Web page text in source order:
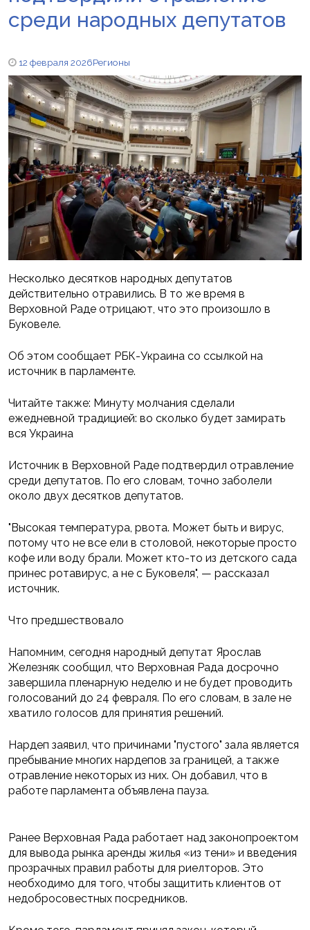
среди народных депутатов
12 февраля 2026Регионы
Несколько десятков народных депутатов
действительно отравились. В то же время в
Верховной Раде отрицают, что это произошло в
Буковеле.
Об этом сообщает РБК-Украина со ссылкой на
источник в парламенте.
Читайте также: Минуту молчания сделали
ежедневной традицией: во сколько будет замирать
вся Украина
Источник в Верховной Раде подтвердил отравление
среди депутатов. По его словам, точно заболели
около двух десятков депутатов.
"Высокая температура, рвота. Может быть и вирус,
потому что не все ели в столовой, некоторые просто
кофе или воду брали. Может кто-то из детского сада
принес ротавирус, а не с Буковеля", — рассказал
источник.
Что предшествовало
Напомним, сегодня народный депутат Ярослав
Железняк сообщил, что Верховная Рада досрочно
завершила пленарную неделю и не будет проводить
голосований до 24 февраля. По его словам, в зале не
хватило голосов для принятия решений.
Нардеп заявил, что причинами "пустого" зала является
пребывание многих нардепов за границей, а также
отравление некоторых из них. Он добавил, что в
работе парламента объявлена пауза.
Ранее Верховная Рада работает над законопроектом
для вывода рынка аренды жилья «из тени» и введения
прозрачных правил работы для риелторов. Это
необходимо для того, чтобы защитить клиентов от
недобросовестных посредников.